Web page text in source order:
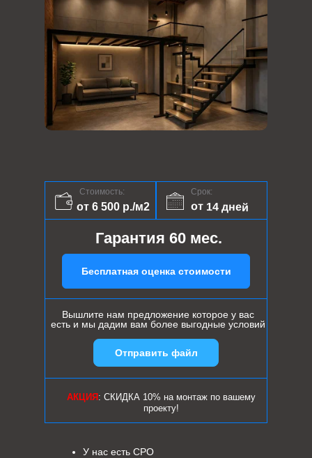
Срок:
от 14 дней
Стоимость:
от 6 500 р./м2
Гарантия 60 мес.
Бесплатная оценка стоимости
Вышлите нам предложение которое у вас
есть и мы дадим вам более выгодные условий
АКЦИЯ : СКИДКА 10% на монтаж по вашему
проекту!
У нас есть СРО
Отправить файл